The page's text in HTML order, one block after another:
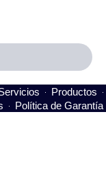
Productos
Política de Garantía